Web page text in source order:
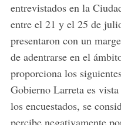
entrevistados en la
entre el 21 y el 25 de
presentaron con un
de adentrarse en el
proporciona los
Gobierno Larreta es
los encuestados, se